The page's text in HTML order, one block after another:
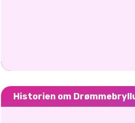
Historien om